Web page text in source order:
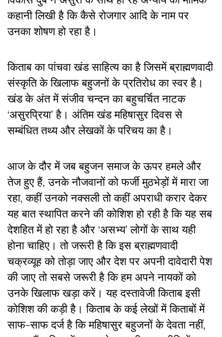
कहानी लिखी है कि कैसे रोजगार आदि के नाम पर
उनका शोषण हो रहा है।
किताब का पांचवा खंड साहित्य का है जिसमें ब्राह्मणवादी
संस्कृति के खिलाफ बहुजनों के प्रतिरोध का स्वर है।
खंड के अंत में संजीव चन्दन का बहुचर्चित नाटक
‘असुरप्रिया’ है। अंतिम खंड महिषासुर दिवस से
सम्बंधित तथ्य और लेखकों के परिचय का है।
आज के दौर में जब बहुजन समाज के ऊपर हमले और
तेज हुए हैं, उनके नौजवानों को फर्जी मुठभेड़ों में मारा जा
रहा, कहीं उनको नक्सली तो कहीं अपराधी करार देकर
यह बात स्थापित करने की कोशिश हो रही है कि यह सब
देशहित में हो रहा है और ‘असभ्य’ लोगों के साथ यही
होना चाहिए। तो जरूरी है कि इस ब्राह्मणवादी
चक्रव्यूह को तोड़ा जाए और देश पर अपनी दावेदारी पेश
की जाए तो सबसे जरूरी है कि हम अपने नायकों को
उनके खिलाफ खड़ा करें। यह दस्तावेजी किताब इसी
कोशिश की कड़ी है। किताब के कई लेखों में किताबों में
साफ-साफ दर्ज है कि महिषासुर बहुजनों के देवता नहीं,